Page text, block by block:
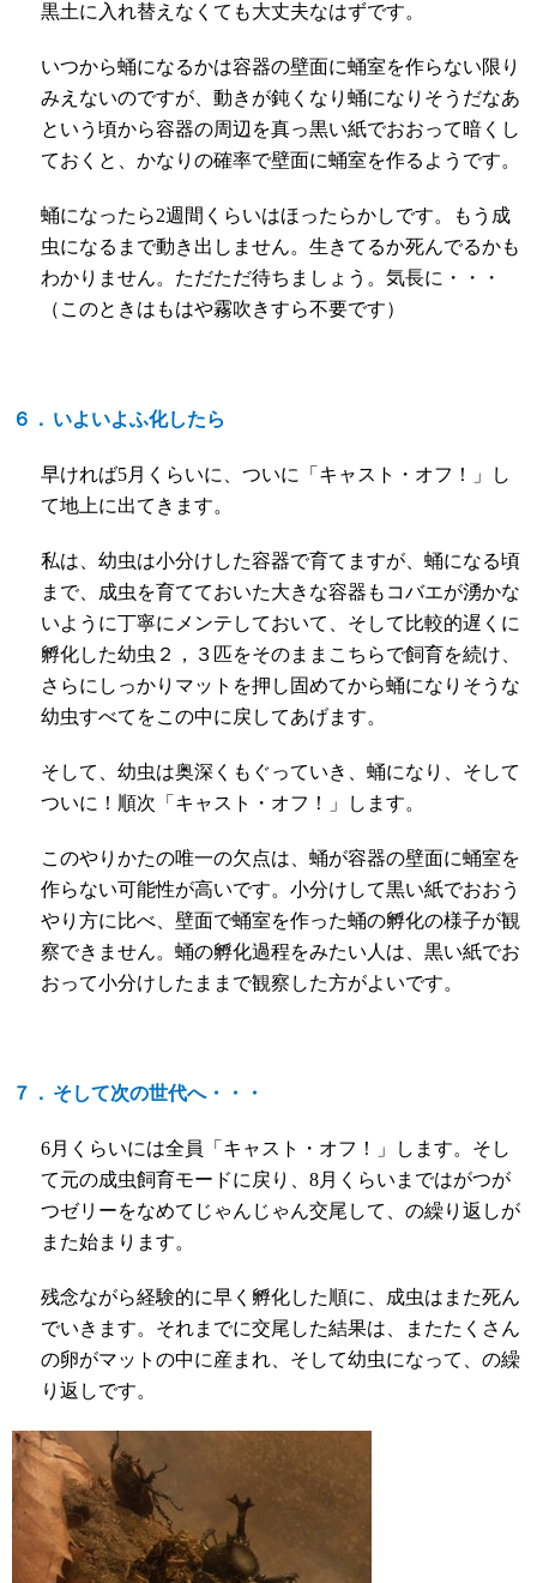
黒土に入れ替えなくても大丈夫なはずです。
いつから蛹になるかは容器の壁面に蛹室を作らない限り
みえないのですが、動きが鈍くなり蛹になりそうだなあ
という頃から容器の周辺を真っ黒い紙でおおって暗くし
ておくと、かなりの確率で壁面に蛹室を作るようです。
蛹になったら2週間くらいはほったらかしです。もう成
虫になるまで動き出しません。生きてるか死んでるかも
わかりません。ただただ待ちましょう。気長に・・・
（このときはもはや霧吹きすら不要です）
６． いよいよふ化したら
早ければ5月くらいに、ついに「キャスト・オフ！」し
て地上に出てきます。
私は、幼虫は小分けした容器で育てますが、蛹になる頃
まで、成虫を育てておいた大きな容器もコバエが湧かな
いように丁寧にメンテしておいて、そして比較的遅くに
孵化した幼虫２，３匹をそのままこちらで飼育を続け、
さらにしっかりマットを押し固めてから蛹になりそうな
幼虫すべてをこの中に戻してあげます。
そして、幼虫は奥深くもぐっていき、蛹になり、そして
ついに！順次「キャスト・オフ！」します。
このやりかたの唯一の欠点は、蛹が容器の壁面に蛹室を
作らない可能性が高いです。小分けして黒い紙でおおう
やり方に比べ、壁面で蛹室を作った蛹の孵化の様子が観
察できません。蛹の孵化過程をみたい人は、黒い紙でお
おって小分けしたままで観察した方がよいです。
７． そして次の世代へ・・・
6月くらいには全員「キャスト・オフ！」します。そし
て元の成虫飼育モードに戻り、 8月くらいまではがつが
つゼリーをなめてじゃんじゃん交尾して、の繰り返しが
また始まります。
残念ながら経験的に早く孵化した順に、成虫はまた死ん
でいきます。それまでに交尾した結果は、またたくさん
の卵がマットの中に産まれ、そして幼虫になって、の繰
り返しです。